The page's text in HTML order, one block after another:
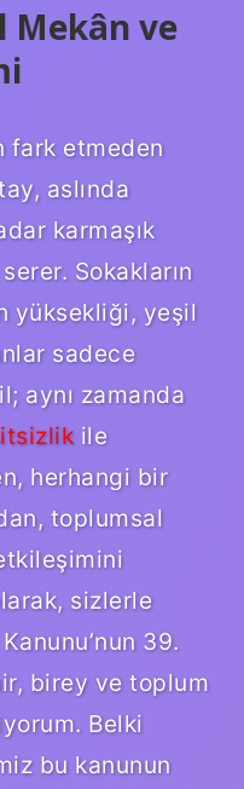
Mekân ve
fark etmeden
aslında
karmaşık
Sokakların
yüksekliği, yeşil
sadece
aynı zamanda
ile
herhangi bir
toplumsal
sizlerle
39.
birey ve toplum
Belki
bu kanunun